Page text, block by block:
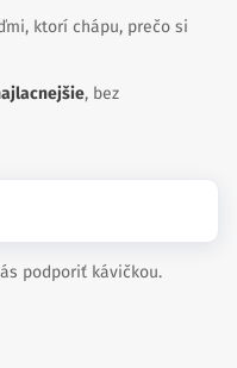
ktorí chápu, prečo si
, bez
podporiť kávičkou.